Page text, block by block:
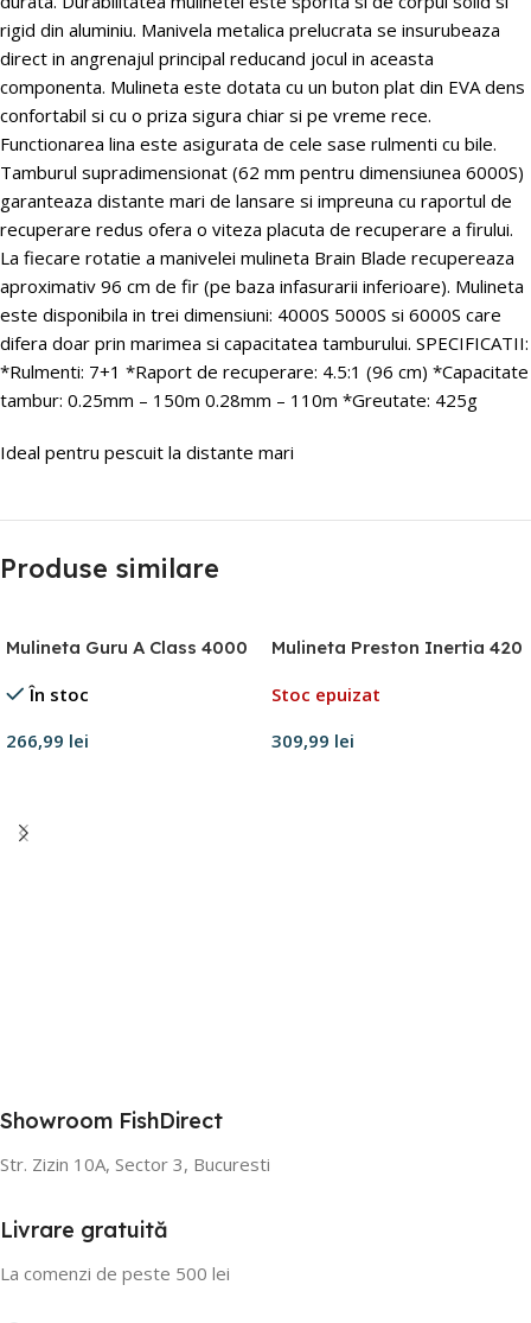
rigid din aluminiu. Manivela metalica prelucrata se insurubeaza
direct in angrenajul principal reducand jocul in aceasta
componenta. Mulineta este dotata cu un buton plat din EVA dens
confortabil si cu o priza sigura chiar si pe vreme rece.
Functionarea lina este asigurata de cele sase rulmenti cu bile.
Tamburul supradimensionat (62 mm pentru dimensiunea 6000S)
garanteaza distante mari de lansare si impreuna cu raportul de
recuperare redus ofera o viteza placuta de recuperare a firului.
La fiecare rotatie a manivelei mulineta Brain Blade recupereaza
aproximativ 96 cm de fir (pe baza infasurarii inferioare). Mulineta
este disponibila in trei dimensiuni: 4000S 5000S si 6000S care
difera doar prin marimea si capacitatea tamburului. SPECIFICATII:
*Rulmenti: 7+1 *Raport de recuperare: 4.5:1 (96 cm) *Capacitate
tambur: 0.25mm – 150m 0.28mm – 110m *Greutate: 425g
Ideal pentru pescuit la distante mari
Produse similare
Mulineta Guru A Class 4000
În stoc
266,99 lei
Mulineta Preston Inertia 420
Stoc epuizat
309,99 lei
Showroom FishDirect
Str. Zizin 10A, Sector 3, Bucuresti
Livrare gratuită
La comenzi de peste 500 lei